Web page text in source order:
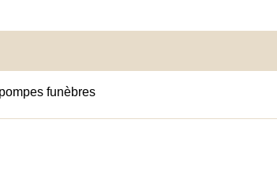
funèbres